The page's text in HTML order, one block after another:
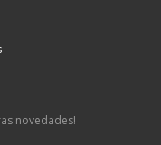
novedades!